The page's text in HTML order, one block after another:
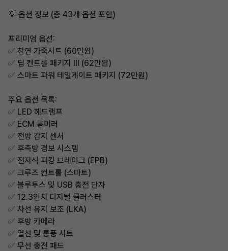
💡 옵션 정보 (총 43개 옵션 포함)
프리미엄 옵션:
✅ 천연 가죽시트 (60만원)
✅ 딥 컨트롤 패키지 III (62만원)
✅ 스마트 파워 테일게이트 패키지 (72만원)
주요 옵션 목록:
✅ LED 헤드램프
✅ ECM 룸미러
✅ 전방 감지 센서
✅ 후측방 경보 시스템
✅ 전자식 파킹 브레이크 (EPB)
✅ 크루즈 컨트롤 (스마트)
✅ 블루투스 및 USB 충전 단자
✅ 12.3인치 디지털 클러스터
✅ 차선 유지 보조 (LKA)
✅ 후방 카메라
✅ 열선 및 통풍 시트
✅ 무선 충전 패드